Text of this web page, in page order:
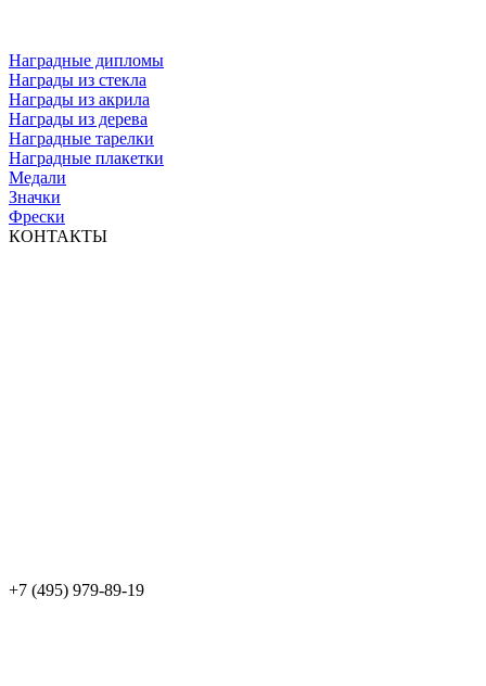
Наградные дипломы
Награды из стекла
Награды из акрила
Награды из дерева
Наградные тарелки
Наградные плакетки
Медали
Значки
Фрески
КОНТАКТЫ
+7 (495) 979-89-19